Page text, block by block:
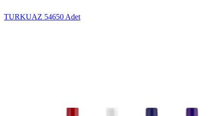
TURKUAZ 54650 Adet